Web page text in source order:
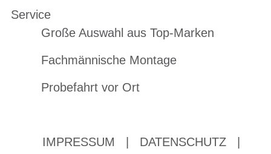
Service
Große Auswahl aus Top-Marken
Fachmännische Montage
Probefahrt vor Ort
IMPRESSUM DATENSCHUTZ